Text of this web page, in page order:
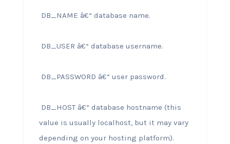
DB_NAME â€“ database name.
DB_USER â€“ database username.
DB_PASSWORD â€“ user password.
DB_HOST â€“ database hostname (this
value is usually localhost, but it may vary
depending on your hosting platform).